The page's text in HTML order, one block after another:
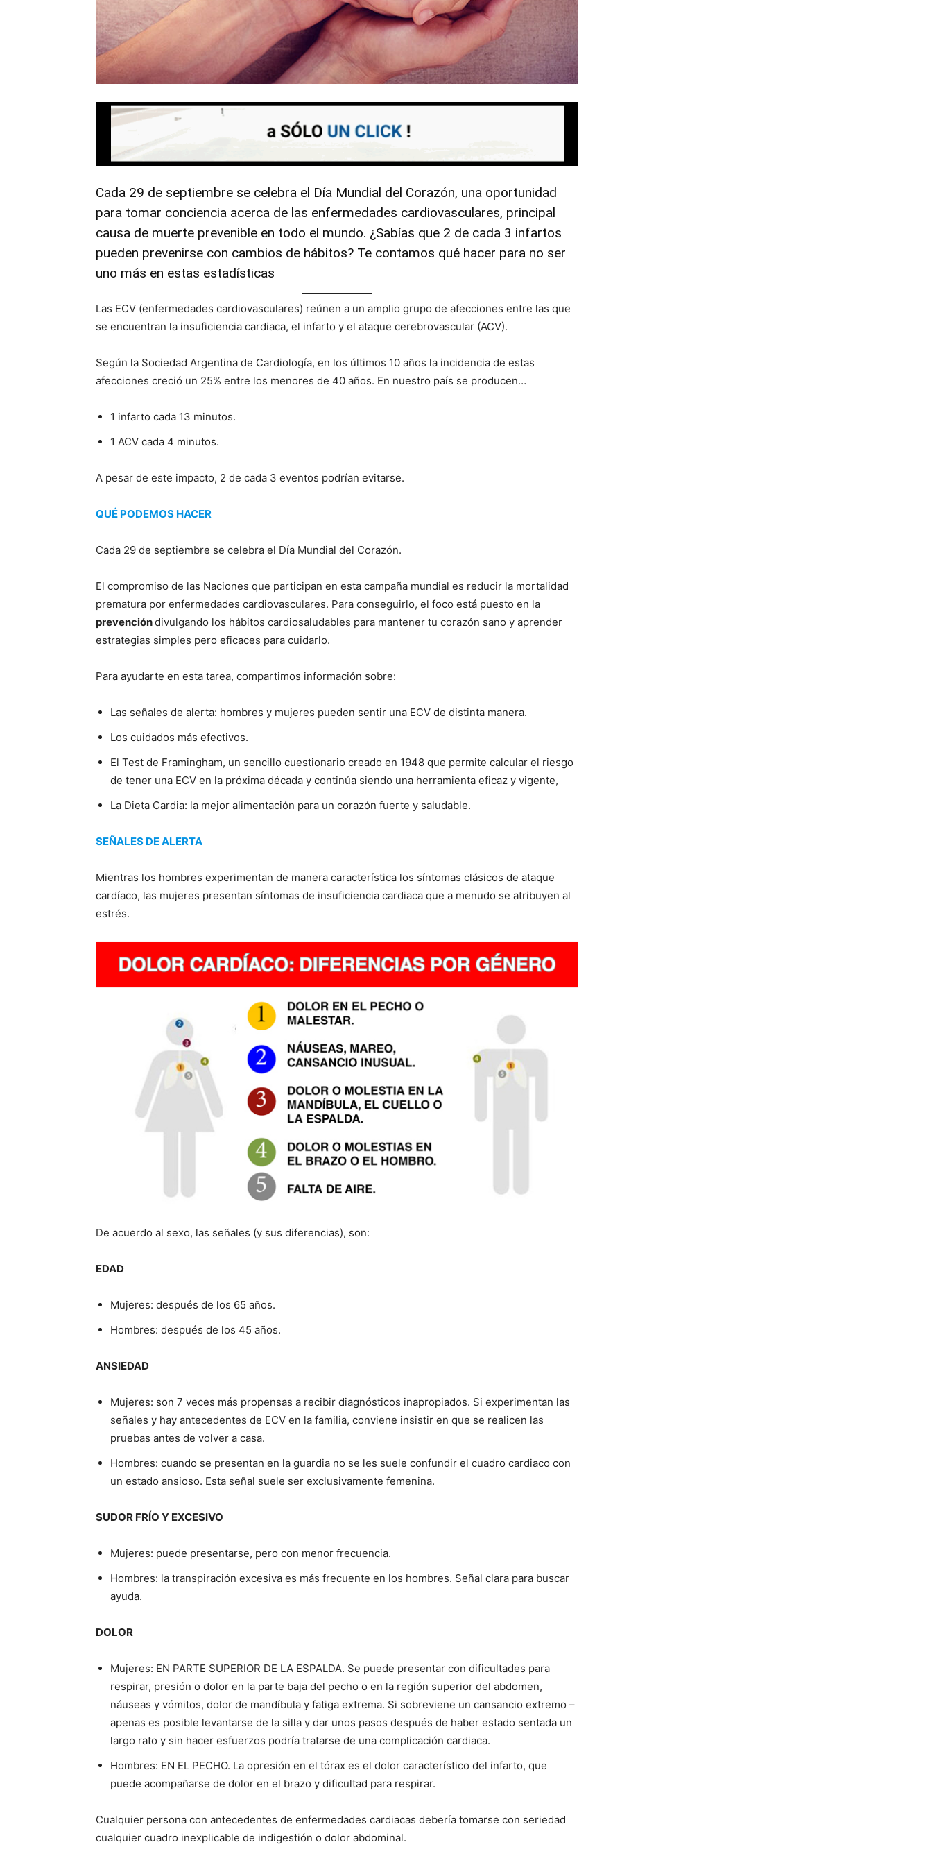
Cada 29 de septiembre se celebra el Día Mundial del Corazón, una oportunidad
para tomar conciencia acerca de las enfermedades cardiovasculares, principal
causa de muerte prevenible en todo el mundo. ¿Sabías que 2 de cada 3 infartos
pueden prevenirse con cambios de hábitos? Te contamos qué hacer para no ser
uno más en estas estadísticas
Las ECV (enfermedades cardiovasculares) reúnen a un amplio grupo de afecciones entre las que
se encuentran la insuficiencia cardiaca, el infarto y el ataque cerebrovascular (ACV).
Según la Sociedad Argentina de Cardiología, en los últimos 10 años la incidencia de estas
afecciones creció un 25% entre los menores de 40 años. En nuestro país se producen…
1 infarto cada 13 minutos.
1 ACV cada 4 minutos.
A pesar de este impacto, 2 de cada 3 eventos podrían evitarse.
QUÉ PODEMOS HACER
Cada 29 de septiembre se celebra el Día Mundial del Corazón.
El compromiso de las Naciones que participan en esta campaña mundial es reducir la mortalidad
prematura por enfermedades cardiovasculares. Para conseguirlo, el foco está puesto en la
prevencióndivulgando los hábitos cardiosaludables para mantener tu corazón sano y aprender
estrategias simples pero eficaces para cuidarlo.
Para ayudarte en esta tarea, compartimos información sobre:
Las señales de alerta: hombres y mujeres pueden sentir una ECV de distinta manera.
Los cuidados más efectivos.
El Test de Framingham, un sencillo cuestionario creado en 1948 que permite calcular el riesgo
de tener una ECV en la próxima década y continúa siendo una herramienta eficaz y vigente,
La Dieta Cardia: la mejor alimentación para un corazón fuerte y saludable.
SEÑALES DE ALERTA
Mientras los hombres experimentan de manera característica los síntomas clásicos de ataque
cardíaco, las mujeres presentan síntomas de insuficiencia cardiaca que a menudo se atribuyen al
estrés.
De acuerdo al sexo, las señales (y sus diferencias), son:
EDAD
Mujeres: después de los 65 años.
Hombres: después de los 45 años.
ANSIEDAD
Mujeres: son 7 veces más propensas a recibir diagnósticos inapropiados. Si experimentan las
señales y hay antecedentes de ECV en la familia, conviene insistir en que se realicen las
pruebas antes de volver a casa.
Hombres: cuando se presentan en la guardia no se les suele confundir el cuadro cardiaco con
un estado ansioso. Esta señal suele ser exclusivamente femenina.
SUDOR FRÍO Y EXCESIVO
Mujeres: puede presentarse, pero con menor frecuencia.
Hombres: la transpiración excesiva es más frecuente en los hombres. Señal clara para buscar
ayuda.
DOLOR
Mujeres: EN PARTE SUPERIOR DE LA ESPALDA. Se puede presentar con dificultades para
respirar, presión o dolor en la parte baja del pecho o en la región superior del abdomen,
náuseas y vómitos, dolor de mandíbula y fatiga extrema. Si sobreviene un cansancio extremo –
apenas es posible levantarse de la silla y dar unos pasos después de haber estado sentada un
largo rato y sin hacer esfuerzos podría tratarse de una complicación cardiaca.
Hombres: EN EL PECHO. La opresión en el tórax es el dolor característico del infarto, que
puede acompañarse de dolor en el brazo y dificultad para respirar.
Cualquier persona con antecedentes de enfermedades cardiacas debería tomarse con seriedad
cualquier cuadro inexplicable de indigestión o dolor abdominal.